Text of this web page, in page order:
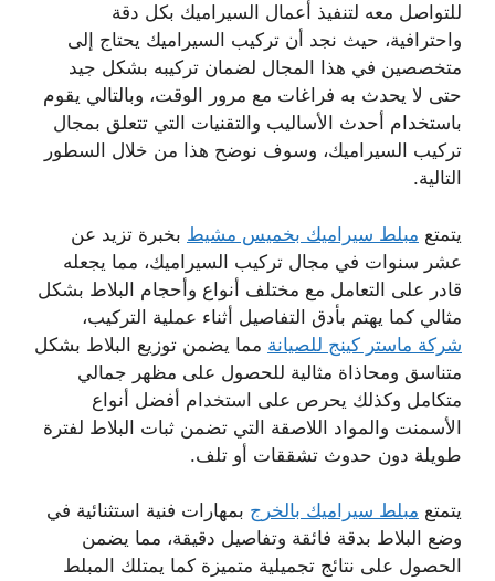
للتواصل معه لتنفيذ أعمال السيراميك بكل دقة
واحترافية، حيث نجد أن تركيب السيراميك يحتاج إلى
متخصصين في هذا المجال لضمان تركيبه بشكل جيد
حتى لا يحدث به فراغات مع مرور الوقت، وبالتالي يقوم
باستخدام أحدث الأساليب والتقنيات التي تتعلق بمجال
تركيب السيراميك، وسوف نوضح هذا من خلال السطور
التالية.
يتمتع مبلط سيراميك بخميس مشيط بخبرة تزيد عن
عشر سنوات في مجال تركيب السيراميك، مما يجعله
قادر على التعامل مع مختلف أنواع وأحجام البلاط بشكل
مثالي كما يهتم بأدق التفاصيل أثناء عملية التركيب،
شركة ماستر كينج للصيانة مما يضمن توزيع البلاط بشكل
متناسق ومحاذاة مثالية للحصول على مظهر جمالي
متكامل وكذلك يحرص على استخدام أفضل أنواع
الأسمنت والمواد اللاصقة التي تضمن ثبات البلاط لفترة
طويلة دون حدوث تشققات أو تلف.
يتمتع مبلط سيراميك بالخرج بمهارات فنية استثنائية في
وضع البلاط بدقة فائقة وتفاصيل دقيقة، مما يضمن
الحصول على نتائج تجميلية متميزة كما يمتلك المبلط